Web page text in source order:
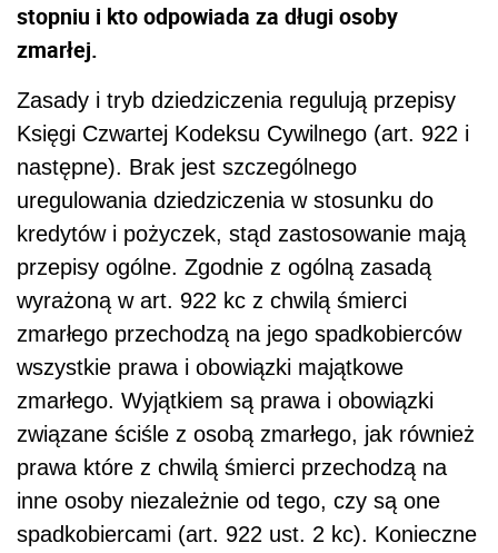
stopniu i kto odpowiada za długi osoby
zmarłej.
Zasady i tryb dziedziczenia regulują przepisy
Księgi Czwartej Kodeksu Cywilnego (art. 922 i
następne). Brak jest szczególnego
uregulowania dziedziczenia w stosunku do
kredytów i pożyczek, stąd zastosowanie mają
przepisy ogólne. Zgodnie z ogólną zasadą
wyrażoną w art. 922 kc z chwilą śmierci
zmarłego przechodzą na jego spadkobierców
wszystkie prawa i obowiązki majątkowe
zmarłego. Wyjątkiem są prawa i obowiązki
związane ściśle z osobą zmarłego, jak również
prawa które z chwilą śmierci przechodzą na
inne osoby niezależnie od tego, czy są one
spadkobiercami (art. 922 ust. 2 kc). Konieczne